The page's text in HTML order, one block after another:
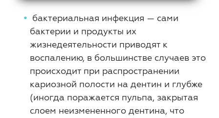
бактериальная инфекция — сами
бактерии и продукты их
жизнедеятельности приводят к
воспалению, в большинстве случаев это
происходит при распространении
кариозной полости на дентин и глубже
(иногда поражается пульпа, закрытая
слоем неизмененного дентина, что